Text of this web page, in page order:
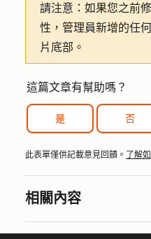
請注意： 如果您之前
性，管理員新增的任
片底部。
這篇文章有幫助嗎？
是 否
此表單僅供記載意見回饋。 了解
相關內容